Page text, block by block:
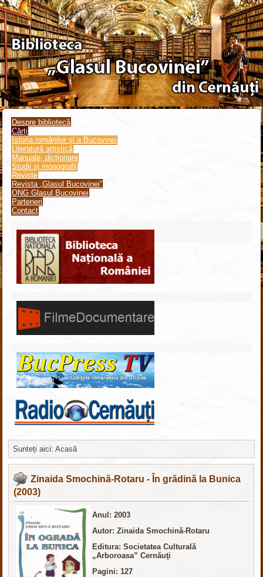
Despre bibliotecă
Cărți
Istoria românilor și a Bucovinei
Literatură artistică
Manuale, dicționare
Studii și monografii
Reviste
Revista „Glasul Bucovinei”
ONG Glasul Bucovinei
Parteneri
Contact
Sunteți aici:Acasă
Zinaida Smochină-Rotaru - În grădină la Bunica
(2003)
Anul: 2003
Autor: Zinaida Smochină-Rotaru
Editura:Societatea Culturală
„Arboroasa” Cernăuţi
Pagini: 127